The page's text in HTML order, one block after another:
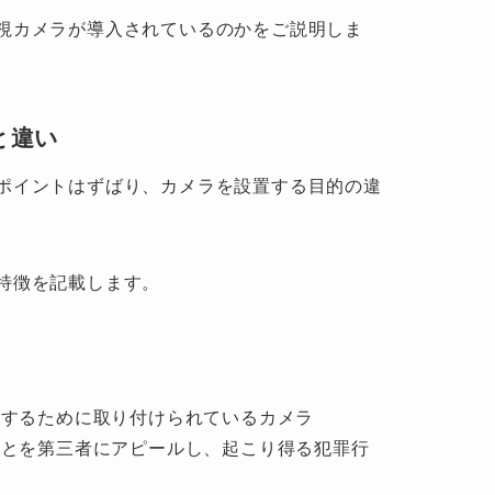
カメラが導入されているのかをご説明しま
違い
イントはずばり、カメラを設置する目的の違
徴を記載します。
るために取り付けられているカメラ
を第三者にアピールし、起こり得る犯罪行